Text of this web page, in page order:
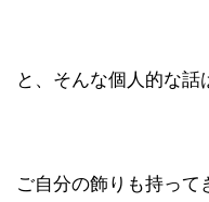
と、そんな個人的な話
ご自分の飾りも持って